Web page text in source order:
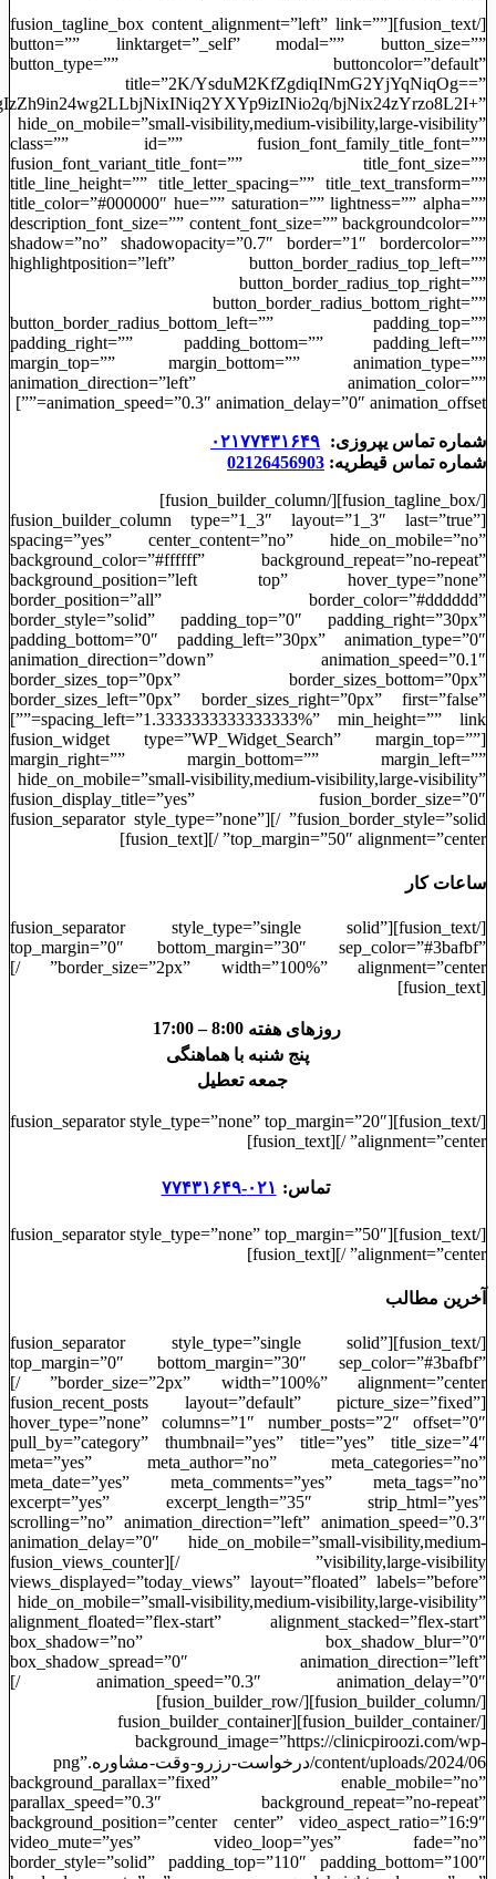
[/fusion_text][fusion_tagline_box content_alignment=”left” link=””
button=”” linktarget=”_self” modal=”” button_size=””
button_type=”” buttoncolor=”default”
title=”2K/YsduM2KfZgdiqINmG2YjYqNiqOg==”
bjNix24zYrzo8L2I+”
hide_on_mobile=”small-visibility,medium-visibility,large-visibility”
class=”” id=”” fusion_font_family_title_font=””
fusion_font_variant_title_font=”” title_font_size=””
title_line_height=”” title_letter_spacing=”” title_text_transform=””
title_color=”#000000″ hue=”” saturation=”” lightness=”” alpha=””
description_font_size=”” content_font_size=”” backgroundcolor=””
shadow=”no” shadowopacity=”0.7″ border=”1″ bordercolor=””
highlightposition=”left” button_border_radius_top_left=””
button_border_radius_top_right=””
button_border_radius_bottom_right=””
button_border_radius_bottom_left=”” padding_top=””
padding_right=”” padding_bottom=”” padding_left=””
margin_top=”” margin_bottom=”” animation_type=””
animation_direction=”left” animation_color=””
animation_speed=”0.3″ animation_delay=”0″ animation_offset=””]
شماره تماس یپروزی: ۰۲۱۷۷۴۳۱۶۴۹
شماره تماس قیطریه: 02126456903
[/fusion_tagline_box][/fusion_builder_column]
[fusion_builder_column type=”1_3″ layout=”1_3″ last=”true”
spacing=”yes” center_content=”no” hide_on_mobile=”no”
background_color=”#ffffff” background_repeat=”no-repeat”
background_position=”left top” hover_type=”none”
border_position=”all” border_color=”#dddddd”
border_style=”solid” padding_top=”0″ padding_right=”30px”
padding_bottom=”0″ padding_left=”30px” animation_type=”0″
animation_direction=”down” animation_speed=”0.1″
border_sizes_top=”0px” border_sizes_bottom=”0px”
border_sizes_left=”0px” border_sizes_right=”0px” first=”false”
spacing_left=”1.3333333333333333%” min_height=”” link=””]
[fusion_widget type=”WP_Widget_Search” margin_top=””
margin_right=”” margin_bottom=”” margin_left=””
hide_on_mobile=”small-visibility,medium-visibility,large-visibility”
fusion_display_title=”yes” fusion_border_size=”0″
fusion_border_style=”solid” /][fusion_separator style_type=”none”
top_margin=”50″ alignment=”center” /][fusion_text]
ساعات کار
[/fusion_text][fusion_separator style_type=”single solid”
top_margin=”0″ bottom_margin=”30″ sep_color=”#3bafbf”
border_size=”2px” width=”100%” alignment=”center” /]
[fusion_text]
روزهای هفته 8:00 – 17:00
پنج شنبه با هماهنگی
جمعه تعطیل
[/fusion_text][fusion_separator style_type=”none” top_margin=”20″
alignment=”center” /][fusion_text]
تماس: ۰۲۱-۷۷۴۳۱۶۴۹
[/fusion_text][fusion_separator style_type=”none” top_margin=”50″
alignment=”center” /][fusion_text]
آخرین مطالب
[/fusion_text][fusion_separator style_type=”single solid”
top_margin=”0″ bottom_margin=”30″ sep_color=”#3bafbf”
border_size=”2px” width=”100%” alignment=”center” /]
[fusion_recent_posts layout=”default” picture_size=”fixed”
hover_type=”none” columns=”1″ number_posts=”2″ offset=”0″
pull_by=”category” thumbnail=”yes” title=”yes” title_size=”4″
meta=”yes” meta_author=”no” meta_categories=”no”
meta_date=”yes” meta_comments=”yes” meta_tags=”no”
excerpt=”yes” excerpt_length=”35″ strip_html=”yes”
scrolling=”no” animation_direction=”left” animation_speed=”0.3″
animation_delay=”0″ hide_on_mobile=”small-visibility,medium-
visibility,large-visibility” /][fusion_views_counter
views_displayed=”today_views” layout=”floated” labels=”before”
hide_on_mobile=”small-visibility,medium-visibility,large-visibility”
alignment_floated=”flex-start” alignment_stacked=”flex-start”
box_shadow=”no” box_shadow_blur=”0″
box_shadow_spread=”0″ animation_direction=”left”
animation_speed=”0.3″ animation_delay=”0″ /]
[/fusion_builder_column][/fusion_builder_row]
[/fusion_builder_container][fusion_builder_container
background_image=”https://clinicpiroozi.com/wp-
content/uploads/2024/06/درخواست-رزرو-وقت-مشاوره.png”
background_parallax=”fixed” enable_mobile=”no”
parallax_speed=”0.3″ background_repeat=”no-repeat”
background_position=”center center” video_aspect_ratio=”16:9″
video_mute=”yes” video_loop=”yes” fade=”no”
border_style=”solid” padding_top=”110″ padding_bottom=”100″